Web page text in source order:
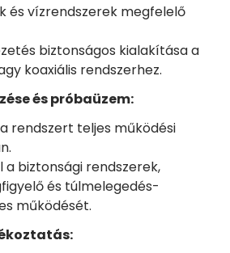
és vízrendszerek megfelelő
biztonságos kialakítása a
koaxiális rendszerhez.
és próbaüzem:
rendszert teljes működési
a biztonsági rendszerek,
és túlmelegedés-
működését.